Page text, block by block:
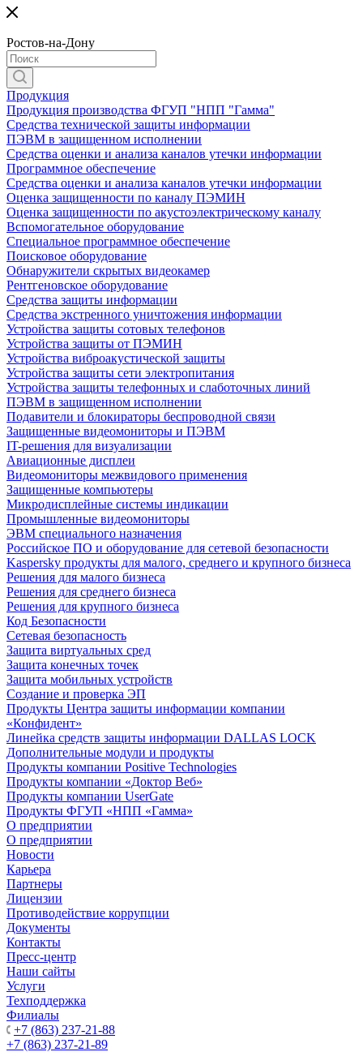
Ростов-на-Дону
Продукция
Продукция производства ФГУП "НПП "Гамма"
Средства технической защиты информации
ПЭВМ в защищенном исполнении
Средства оценки и анализа каналов утечки информации
Программное обеспечение
Средства оценки и анализа каналов утечки информации
Оценка защищенности по каналу ПЭМИН
Оценка защищенности по акустоэлектрическому каналу
Вспомогательное оборудование
Специальное программное обеспечение
Поисковое оборудование
Обнаружители скрытых видеокамер
Рентгеновское оборудование
Средства защиты информации
Средства экстренного уничтожения информации
Устройства защиты сотовых телефонов
Устройства защиты от ПЭМИН
Устройства виброакустической защиты
Устройства защиты сети электропитания
Устройства защиты телефонных и слаботочных линий
ПЭВМ в защищенном исполнении
Подавители и блокираторы беспроводной связи
Защищенные видеомониторы и ПЭВМ
IT-решения для визуализации
Авиационные дисплеи
Видеомониторы межвидового применения
Защищенные компьютеры
Микродисплейные системы индикации
Промышленные видеомониторы
ЭВМ специального назначения
Российское ПО и оборудование для сетевой безопасности
Kaspersky продукты для малого, среднего и крупного бизнеса
Решения для малого бизнеса
Решения для среднего бизнеса
Решения для крупного бизнеса
Код Безопасности
Сетевая безопасность
Защита виртуальных сред
Защита конечных точек
Защита мобильных устройств
Создание и проверка ЭП
Продукты Центра защиты информации компании
«Конфидент»
Линейка средств защиты информации DALLAS LOCK
Дополнительные модули и продукты
Продукты компании Positive Technologies
Продукты компании «Доктор Веб»
Продукты компании UserGate
Продукты ФГУП «НПП «Гамма»
О предприятии
О предприятии
Новости
Карьера
Партнеры
Лицензии
Противодействие коррупции
Документы
Контакты
Пресс-центр
Наши сайты
Услуги
Техподдержка
Филиалы
+7 (863) 237-21-88
+7 (863) 237-21-89